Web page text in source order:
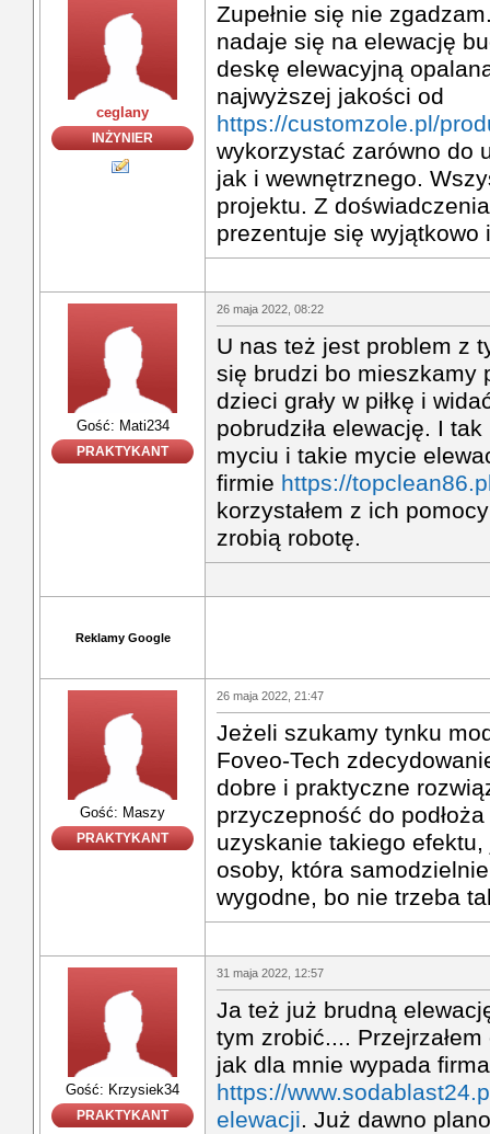
ceglany
INŻYNIER
Zupełnie się nie
nadaje się na elewację
deskę elewacyjną
najwyższej jakości od
https://customzole.pl/
wykorzystać zarówno do
jak i wewnętrznego.
projektu. Z
prezentuje się wyjątkowo
Gość: Mati234
PRAKTYKANT
26 maja 2022, 08:22
U nas też jest problem z
się brudzi bo mieszkamy
dzieci grały w piłkę i
pobrudziła elewację. I
myciu i takie mycie
firmie https://
korzystałem z ich
zrobią robotę.
Reklamy Google
Gość: Maszy
PRAKTYKANT
26 maja 2022, 21:47
Jeżeli szukamy tynku
Foveo-Tech
dobre i praktyczne
przyczepność do
uzyskanie takiego
osoby, która
wygodne, bo nie trzeba
Gość: Krzysiek34
PRAKTYKANT
31 maja 2022, 12:57
Ja też już brudną
tym zrobić....
jak dla mnie wypada firma
https://
elewacji. Już dawno